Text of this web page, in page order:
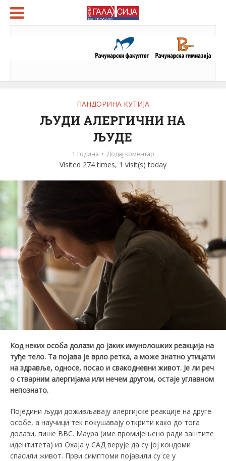
ПАНДОРИНА КУТИЈА
ЉУДИ АЛЕРГИЧНИ НА
ЉУДЕ
1 година Додај коментар
Visited 274 times, 1 visit(s) today
Kод неких особа долази до јаких имунолошких реакција на
туђе тело. Та појава је врло ретка, а може знатно утицати
на здравље, односе, посао и свакодневни живот. Је ли реч
о стварним алергијама или нечем другом, остаје углавном
непознато.
Поједини људи доживљавају алергијске реакције на друге
особе, а научици тек покушавају открити како до тога
долази, пише BBC. Маура (име промијењено ради заштите
идентитета) из Охаја у САД верује да су јој кондоми
спасили живот. Први симптоми појавили су се у